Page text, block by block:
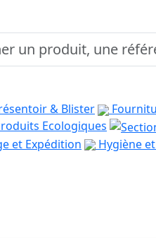
& Blister
Ecologiques
et Expédition Hygiène